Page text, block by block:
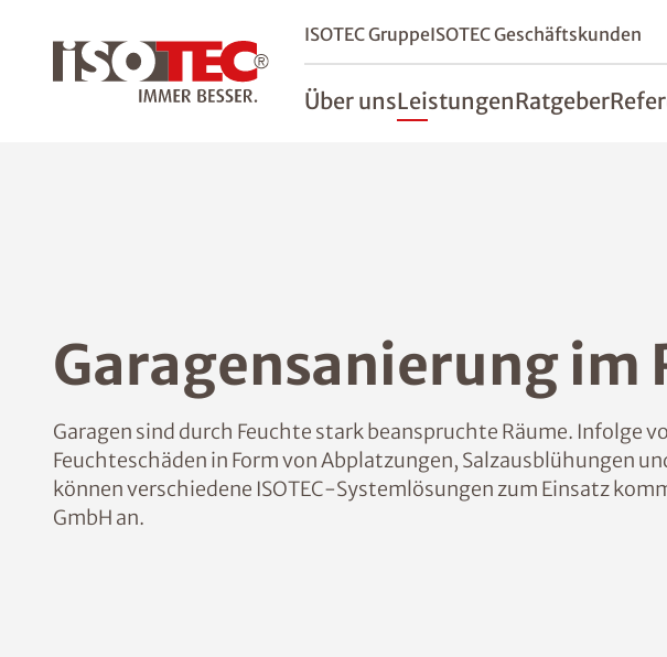
ISOTEC GruppeISOTEC Geschäftskunden
Über unsLeistungenRatgeber
Garagensanierung im
Garagen sind durch Feuchte stark beanspruchte Räume. Infolge
Feuchteschäden in Form von Abplatzungen, Salzausblühungen
können verschiedene ISOTEC-Systemlösungen zum Einsatz
GmbH an.